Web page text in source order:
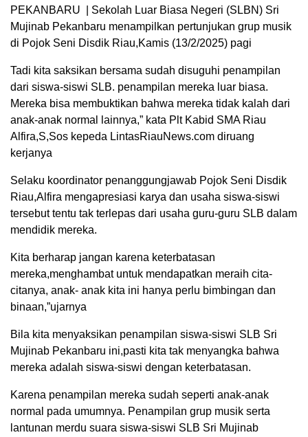
PEKANBARU | Sekolah Luar Biasa Negeri (SLBN) Sri
Mujinab Pekanbaru menampilkan pertunjukan grup musik
di Pojok Seni Disdik Riau,Kamis (13/2/2025) pagi
Tadi kita saksikan bersama sudah disuguhi penampilan
dari siswa-siswi SLB. penampilan mereka luar biasa.
Mereka bisa membuktikan bahwa mereka tidak kalah dari
anak-anak normal lainnya,” kata Plt Kabid SMA Riau
Alfira,S,Sos kepeda LintasRiauNews.com diruang
kerjanya
Selaku koordinator penanggungjawab Pojok Seni Disdik
Riau,Alfira mengapresiasi karya dan usaha siswa-siswi
tersebut tentu tak terlepas dari usaha guru-guru SLB dalam
mendidik mereka.
Kita berharap jangan karena keterbatasan
mereka,menghambat untuk mendapatkan meraih cita-
citanya, anak- anak kita ini hanya perlu bimbingan dan
binaan,”ujarnya
Bila kita menyaksikan penampilan siswa-siswi SLB Sri
Mujinab Pekanbaru ini,pasti kita tak menyangka bahwa
mereka adalah siswa-siswi dengan keterbatasan.
Karena penampilan mereka sudah seperti anak-anak
normal pada umumnya. Penampilan grup musik serta
lantunan merdu suara siswa-siswi SLB Sri Mujinab